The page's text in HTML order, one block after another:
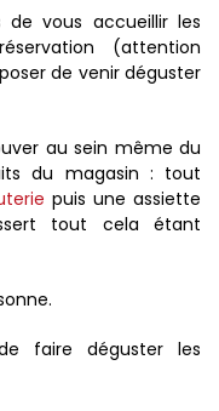
de vous accueillir les
(attention
de venir déguster
au sein même du
du magasin : tout
puis une assiette
tout cela étant
faire déguster les